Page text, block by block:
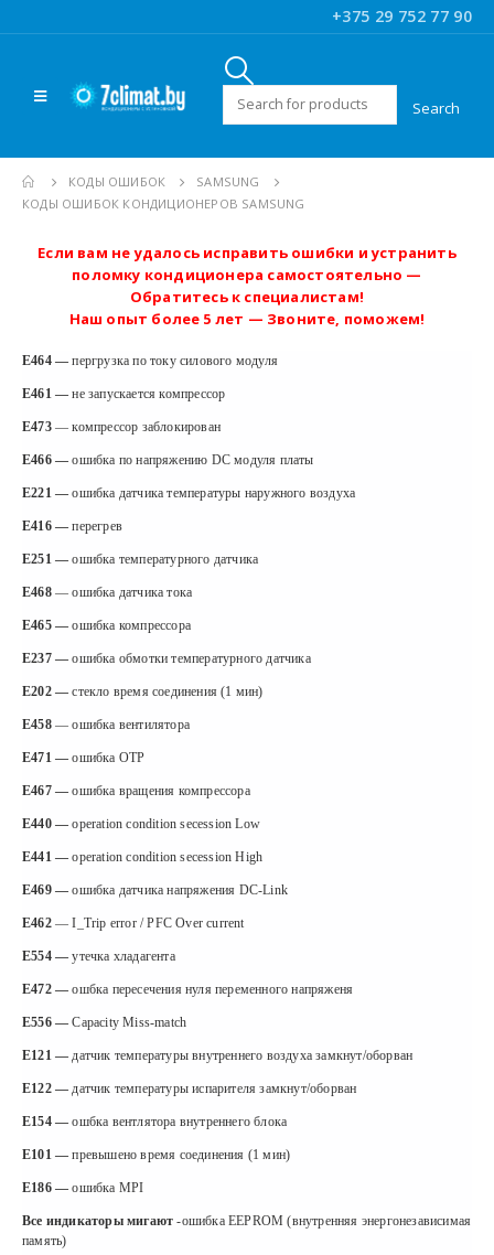
+375 29 752 77 90
Искать:
КОДЫ ОШИБОК
SAMSUNG
КОДЫ ОШИБОК КОНДИЦИОНЕРОВ SAMSUNG
Если вам не удалось исправить ошибки и устранить
поломку кондиционера самостоятельно —
Обратитесь к специалистам!
Наш опыт более 5 лет — Звоните, поможем!
E464 —пергрузка по току силового модуля
E461 — не запускается компрессор
E473 — компрессор заблокирован
E466 — ошибка по напряжению DC модуля платы
E221 —ошибка датчика температуры наружного воздуха
E416 —перегрев
E251 —ошибка температурного датчика
E468 — ошибка датчика тока
E465 —ошибка компрессора
E237 —ошибка обмотки температурного датчика
E202 — стекло время соединения (1 мин)
E458 — ошибка вентилятора
E471 —ошибка OTP
E467 — ошибка вращения компрессора
E440 — operation condition secession Low
E441 — operation condition secession High
E469 —ошибка датчика напряжения DC-Link
E462 — I_Trip error / PFC Over current
E554 —утечка хладагента
E472 —ошбка пересечения нуля переменного напряженя
E556 —Capacity Miss-match
E121 — датчик температуры внутреннего воздуха замкнут/оборван
E122 — датчик температуры испарителя замкнут/оборван
E154 — ошбка вентлятора внутреннего блока
E101 —превышено время соединения (1 мин)
E186 —ошибка MPI
Все индикаторы мигают-ошибка EEPROM (внутренняя энергонезависимая
память)